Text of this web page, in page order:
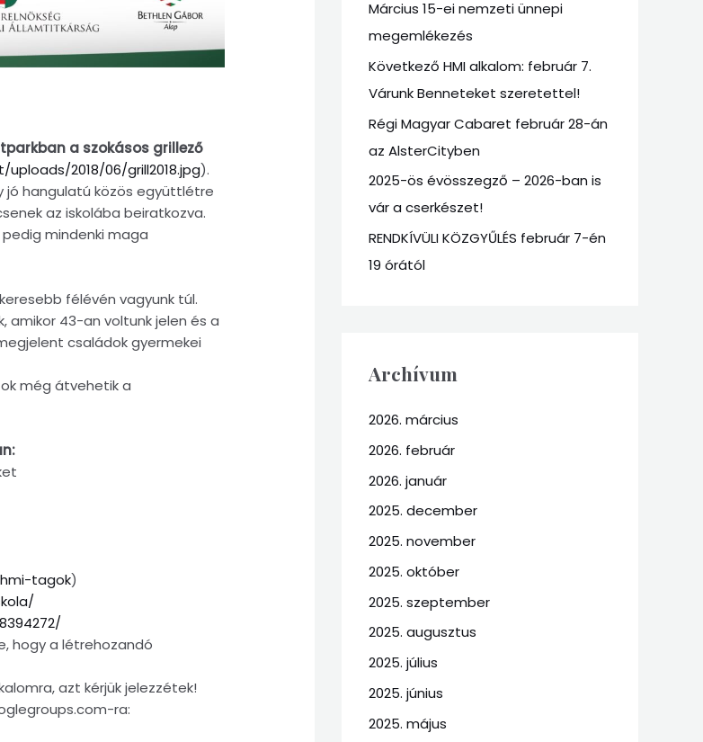
a szokásos grillező
2018/06/grill2018.jpg).
jó hangulatú közös együttlétre
az iskolába beiratkozva.
mindenki maga
félévén vagyunk túl.
amikor 43-an voltunk jelen és a
családok gyermekei
még átvehetik a
tagok)
hogy a létrehozandó
azt kérjük jelezzétek!
ra:
f
o
r
:
Március 15-ei nemzeti ünnepi
megemlékezés
Következő HMI alkalom: február 7.
Várunk Benneteket szeretettel!
Régi Magyar Cabaret február 28-án
az AlsterCityben
2025-ös évösszegző – 2026-ban is
vár a cserkészet!
RENDKÍVÜLI KÖZGYŰLÉS február 7-én
19 órától
Archívum
2026. március
2026. február
2026. január
2025. december
2025. november
2025. október
2025. szeptember
2025. augusztus
2025. július
2025. június
2025. május